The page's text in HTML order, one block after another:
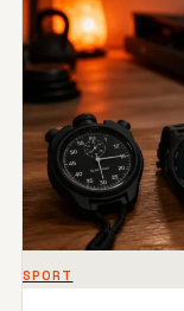
SPORT